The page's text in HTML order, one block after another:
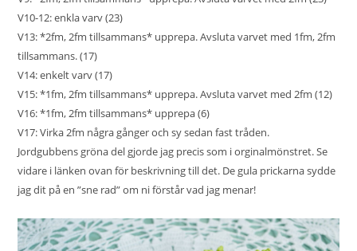
V10-12: enkla varv (23)
V13: *2fm, 2fm tillsammans* upprepa. Avsluta varvet med 1fm, 2fm
tillsammans. (17)
V14: enkelt varv (17)
V15: *1fm, 2fm tillsammans* upprepa. Avsluta varvet med 2fm (12)
V16: *1fm, 2fm tillsammans* upprepa (6)
V17: Virka 2fm några gånger och sy sedan fast tråden.
Jordgubbens gröna del gjorde jag precis som i orginalmönstret. Se
vidare i länken ovan för beskrivning till det. De gula prickarna sydde
jag dit på en ”sne rad” om ni förstår vad jag menar!